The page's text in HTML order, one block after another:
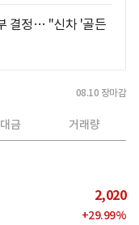
결정… "신차 '골든
08.10 장마감
금 거래량
2,020
+29.99%